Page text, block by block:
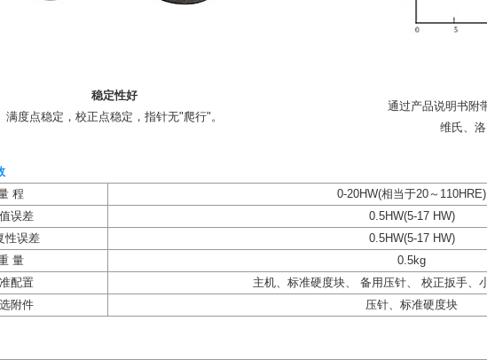
稳定性好
满度点稳定，校正点稳定，指针无"爬行"。
通过产品说明书附
维氏、洛
程
0-20HW(相当于20～110HRE)
误差
0.5HW(5-17 HW)
性误差
0.5HW(5-17 HW)
量
0.5kg
配置
主机、标准硬度块、 备用压针、 校正扳手、
附件
压针、标准硬度块